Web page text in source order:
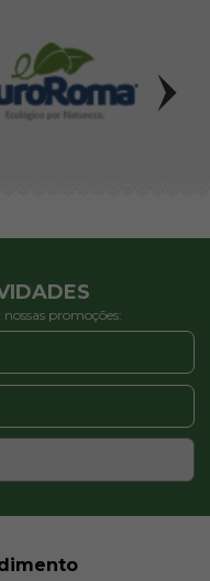
promoções: